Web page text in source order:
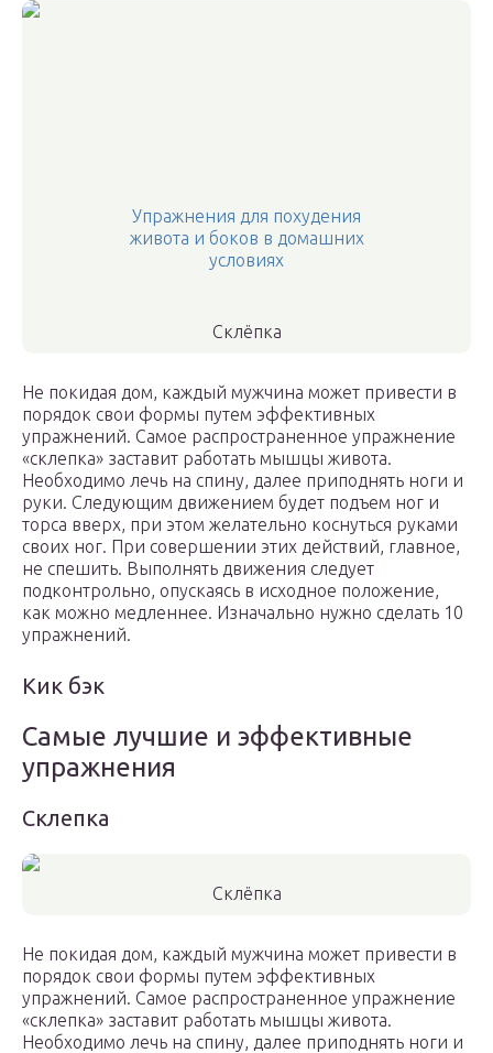
Упражнения для похудения
живота и боков в домашних
условиях
Склёпка
Не покидая дом, каждый мужчина может привести в
порядок свои формы путем эффективных
упражнений. Самое распространенное упражнение
«склепка» заставит работать мышцы живота.
Необходимо лечь на спину, далее приподнять ноги и
руки. Следующим движением будет подъем ног и
торса вверх, при этом желательно коснуться руками
своих ног. При совершении этих действий, главное,
не спешить. Выполнять движения следует
подконтрольно, опускаясь в исходное положение,
как можно медленнее. Изначально нужно сделать 10
упражнений.
Кик бэк
Самые лучшие и эффективные
упражнения
Склепка
Склёпка
Не покидая дом, каждый мужчина может привести в
порядок свои формы путем эффективных
упражнений. Самое распространенное упражнение
«склепка» заставит работать мышцы живота.
Необходимо лечь на спину, далее приподнять ноги и